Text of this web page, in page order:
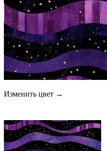
Изменить цвет →